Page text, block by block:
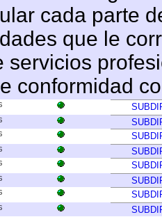
cada parte
que le
servicios
conformidad